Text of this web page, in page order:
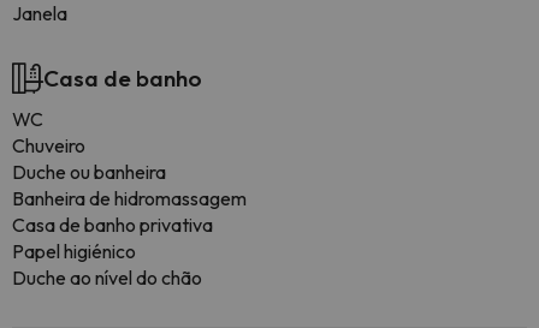
Janela
Casa de banho
WC
Chuveiro
Duche ou banheira
Banheira de hidromassagem
Casa de banho privativa
Papel higiénico
Duche ao nível do chão